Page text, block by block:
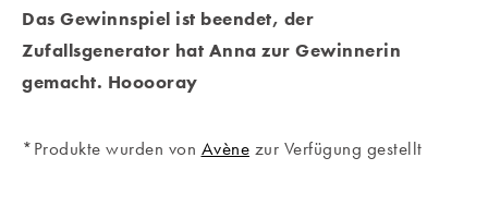
Das Gewinnspiel ist beendet, der
Zufallsgenerator hat Anna zur Gewinnerin
gemacht. Hooooray
*Produkte wurden von Avène zur Verfügung gestellt